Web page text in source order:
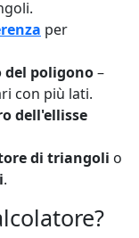
per
del poligono–
con più lati.
dell'ellisse
di triangoli o
.